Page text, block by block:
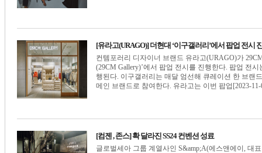
[유라고(URAGO)] 더현대 ‘이구갤러리’에서 팝업 전시
컨템포러리 디자이너 브랜드 유라고(URAGO)가
(29CM Gallery)’에서 팝업 전시를 진행한다. 팝업 전
행된다. 이구갤러리는 매달 엄선해 큐레이션 한 브랜
메인 브랜드로 참여한다. 유라고는 이번 팝업[2023-11-
[컴젠 , 존스] 확 달라진 SS24 컨벤션 성료
글로벌세아 그룹 계열사인 S&amp;A(에스앤에이, 대